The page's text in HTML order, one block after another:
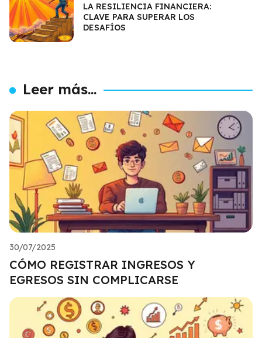
LA RESILIENCIA FINANCIERA:
CLAVE PARA SUPERAR LOS
DESAFÍOS
Leer más...
30/07/2025
CÓMO REGISTRAR INGRESOS Y
EGRESOS SIN COMPLICARSE